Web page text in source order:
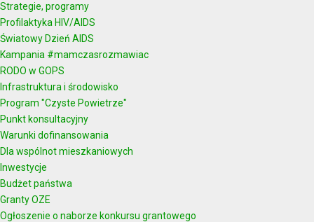
Strategie, programy
Profilaktyka HIV/AIDS
Światowy Dzień AIDS
Kampania #mamczasrozmawiac
RODO w GOPS
Infrastruktura i środowisko
Program "Czyste Powietrze"
Punkt konsultacyjny
Warunki dofinansowania
Dla wspólnot mieszkaniowych
Inwestycje
Budżet państwa
Granty OZE
Ogłoszenie o naborze konkursu grantowego